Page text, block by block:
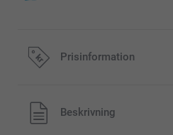
Prisinformation
Alla priser är i svenska kronor
exklusive porto.
Beskrivning